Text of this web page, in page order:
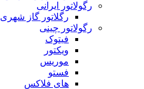
رگولاتور ایرانی
رگلاتور گاز شهری
رگولاتور چینی
فیتوک
ویکتور
موریس
فستو
های فلاکس